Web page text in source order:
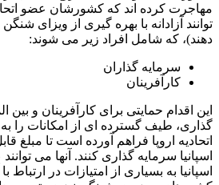
مهاجرت کرده اند که کشورشان عضو
توانند آزادانه با بهره گیری از ویزای شنگن
دهند)، که شامل افراد زیر می شوند:
سرمایه گذاران
کارآفرینان
این اقدام حمایتی برای کارآفرینان و بین
گذاری، طیف گسترده ای از امکانات را به
اتحادیه اروپا فراهم آورده است تا مبلغ
اسپانیا سرمایه گذاری کنند. آنها می
اسپانیا به بسیاری از امتیازات در ارتباط